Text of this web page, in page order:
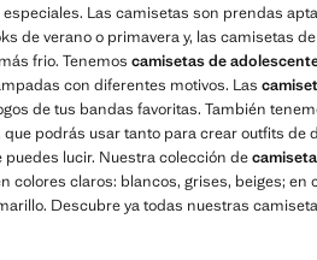
Las camisetas son prendas
de verano o primavera y, las camisetas
frio. Tenemos camisetas de
con diferentes motivos. Las
de tus bandas favoritas. También
podrás usar tanto para crear outfits de
lucir. Nuestra colección de
colores claros: blancos, grises, beiges; en
Descubre ya todas nuestras